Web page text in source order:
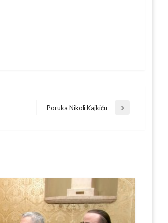
Next
Poruka Nikoli Kajkiću